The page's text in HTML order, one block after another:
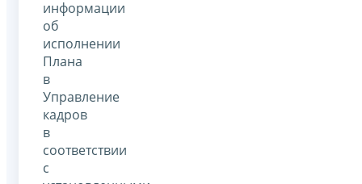
информации
об
исполнении
Плана
в
Управление
кадров
в
соответствии
с